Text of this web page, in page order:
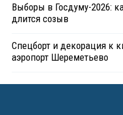
Выборы в Госдуму-2026:
длится созыв
Спецборт и декорация к
аэропорт Шереметьево